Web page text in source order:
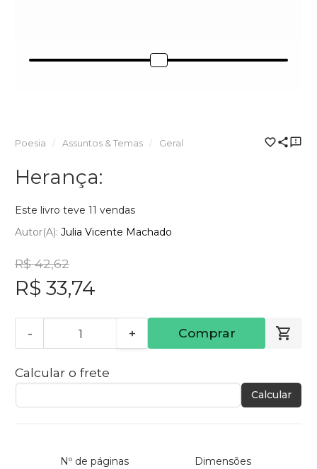
Poesia Assuntos & Temas Geral
Herança:
Este livro teve 11 vendas
Autor(a): Julia Vicente Machado
R$ 42,62
R$ 33,74
- + Comprar
Calcular o frete
Calcular
Nº de páginas Dimensões